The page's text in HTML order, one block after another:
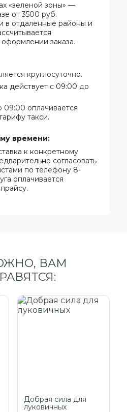
«зеленой зоны» —
от 3500 руб.
в отдаленные районы и
заказа.
круглосуточно.
действует с 09:00 до
09:00 оплачивается
такси.
времени:
к конкретному
согласовать
по телефону 8-
оплачивается
ВАМ
Добрая сила для
луковичных